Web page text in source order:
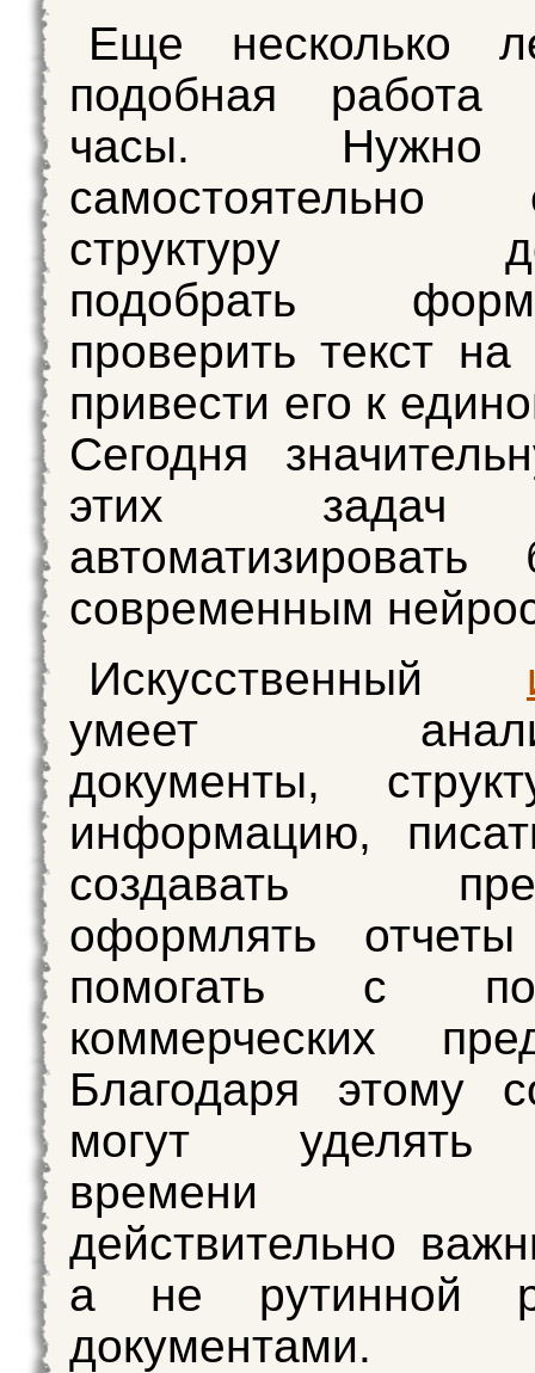
Еще несколько
подобная работа
часы.
самостоятельно
структуру
подобрать
проверить текст на
привести его к
Сегодня
этих задач
автоматизировать
современным
Искусственный
умеет
документы,
информацию,
создавать
оформлять
помогать с
коммерческих
Благодаря этому
могут уделять
времени
действительно
а не рутинной
документами.